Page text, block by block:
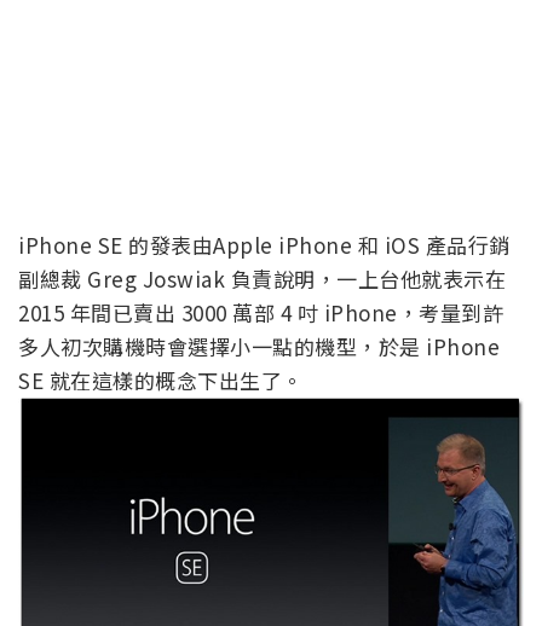
iPhone SE 的發表由Apple iPhone 和 iOS 產品行銷
副總裁 Greg Joswiak 負責說明，一上台他就表示在
2015 年間已賣出 3000 萬部 4 吋 iPhone，考量到許
多人初次購機時會選擇小一點的機型，於是 iPhone
SE 就在這樣的概念下出生了。